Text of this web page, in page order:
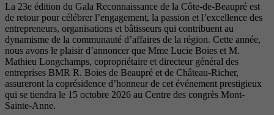
La 23e édition du Gala Reconnaissance de la Côte-de-Beaupré est
de retour pour célébrer l’engagement, la passion et l’excellence des
entrepreneurs, organisations et bâtisseurs qui contribuent au
dynamisme de la communauté d’affaires de la région. Cette année,
nous avons le plaisir d’annoncer que Mme Lucie Boies et M.
Mathieu Longchamps, copropriétaire et directeur général des
entreprises BMR R. Boies de Beaupré et de Château-Richer,
assureront la coprésidence d’honneur de cet événement prestigieux
qui se tiendra le 15 octobre 2026 au Centre des congrès Mont-
Sainte-Anne.